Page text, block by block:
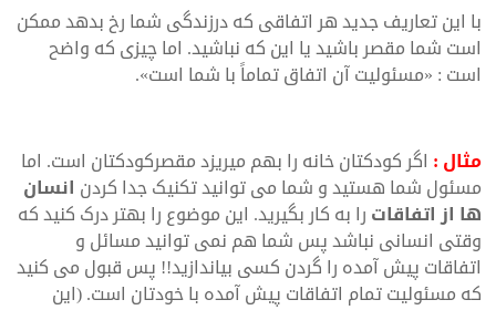
با این تعاریف جدید هر اتفاقی که درزندگی شما رخ بدهد ممکن
است شما مقصر باشید یا این که نباشید. اما چیزی که واضح
است : «مسئولیت آن اتفاق تماماً با شما است».
مثال : اگر کودکتان خانه را بهم میریزد مقصرکودکتان است. اما
مسئول شما هستید و شما می توانید تکنیک جدا کردن انسان
ها از اتفاقاترا به کار بگیرید. این موضوع را بهتر درک کنید که
وقتی انسانی نباشد پس شما هم نمی توانید مسائل و
اتفاقات پیش آمده را گردن کسی بیاندازید!! پس قبول می کنید
که مسئولیت تمام اتفاقات پیش آمده با خودتان است. (این